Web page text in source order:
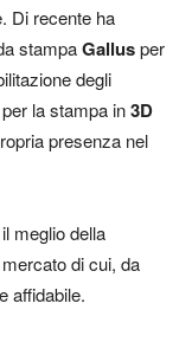
Di recente ha
stampaGallusper
degli
la stampa in3D
presenza nel
meglio della
di cui, da
affidabile.